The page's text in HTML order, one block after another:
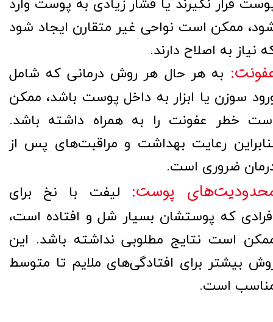
ممکن است نواحی غیر متقارن ایجاد شود
نیاز به اصلاح دارند.
به هر حال هر روش درمانی که شامل
سوزن یا ابزار به داخل پوست باشد، ممکن
خطر عفونت را به همراه داشته باشد.
رعایت بهداشت و مراقبت‌های پس از
ضروری است.
پوست: لیفت با نخ برای
که پوستشان بسیار شل و افتاده است،
است نتایج مطلوبی نداشته باشد. این
بیشتر برای افتادگی‌های ملایم تا متوسط
است.